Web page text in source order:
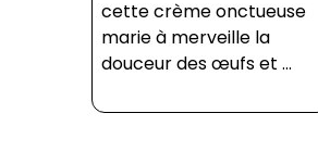
cette crème onctueuse
marie à merveille la
douceur des œufs et ...